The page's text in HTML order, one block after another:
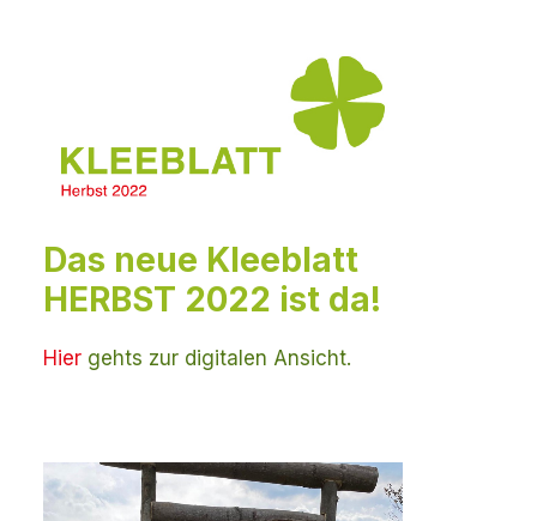
Das neue Kleeblatt
HERBST 2022 ist da!
Hier gehts zur digitalen Ansicht.